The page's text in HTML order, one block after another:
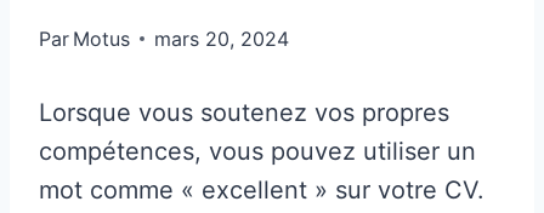
Par Motus mars 20, 2024
Lorsque vous soutenez vos propres
compétences, vous pouvez utiliser un
mot comme « excellent » sur votre CV.